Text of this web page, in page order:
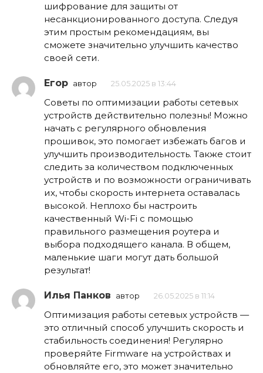
шифрование для защиты от
несанкционированного доступа. Следуя
этим простым рекомендациям, вы
сможете значительно улучшить качество
своей сети.
Егор автор 25.05.2025 в 13:44
Советы по оптимизации работы сетевых
устройств действительно полезны! Можно
начать с регулярного обновления
прошивок, это помогает избежать багов и
улучшить производительность. Также стоит
следить за количеством подключенных
устройств и по возможности ограничивать
их, чтобы скорость интернета оставалась
высокой. Неплохо бы настроить
качественный Wi-Fi с помощью
правильного размещения роутера и
выбора подходящего канала. В общем,
маленькие шаги могут дать большой
результат!
Илья Панков автор 26.05.2025 в 11:14
Оптимизация работы сетевых устройств —
это отличный способ улучшить скорость и
стабильность соединения! Регулярно
проверяйте Firmware на устройствах и
обновляйте его, это может значительно